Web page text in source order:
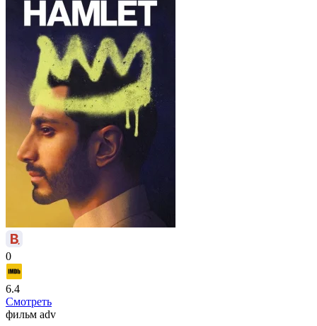
0
6.4
Смотреть
фильм adv